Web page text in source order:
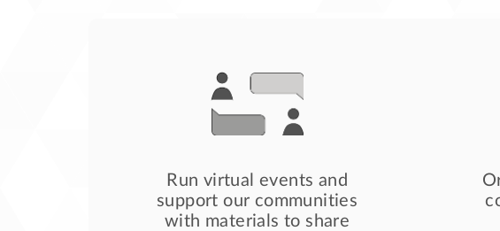
Run virtual events and
support our communities
with materials to share